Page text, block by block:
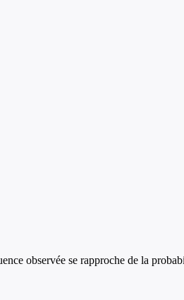
observée se rapproche de la